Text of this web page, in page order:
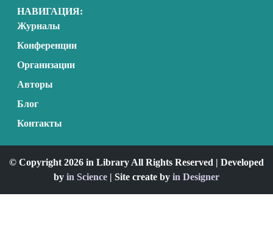
НАВИГАЦИЯ:
Журналы
Конференции
Организации
Авторы
Блог
Контакты
© Copyright 2026 in Library All Rights Reserved | Developed
by in Science | Site create by in Designer